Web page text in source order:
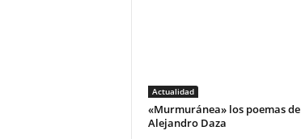
Actualidad
«Murmuránea» los poemas de
Alejandro Daza